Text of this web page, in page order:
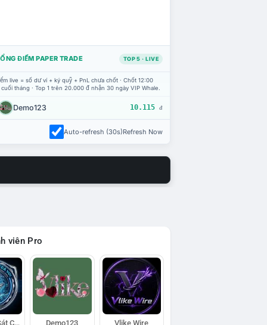
ĐIỂM PAPER TRADE TOP 5 · LIVE
live = số dư ví + ký quỹ + PnL chưa chốt · Chốt 12:00
tháng · Top 1 trên 20.000 đ nhận 30 ngày VIP Whale.
Demo123 10.115 đ
Auto-refresh (30s)Refresh Now
viên Pro
Đội Trinh Sát Cá Voi Demo123 Vlike Wire